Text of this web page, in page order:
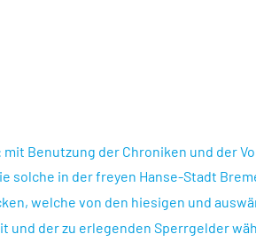
Benutzung der Chroniken und der
in der freyen Hanse-Stadt
welche von den hiesigen und
und der zu erlegenden Sperrgelder